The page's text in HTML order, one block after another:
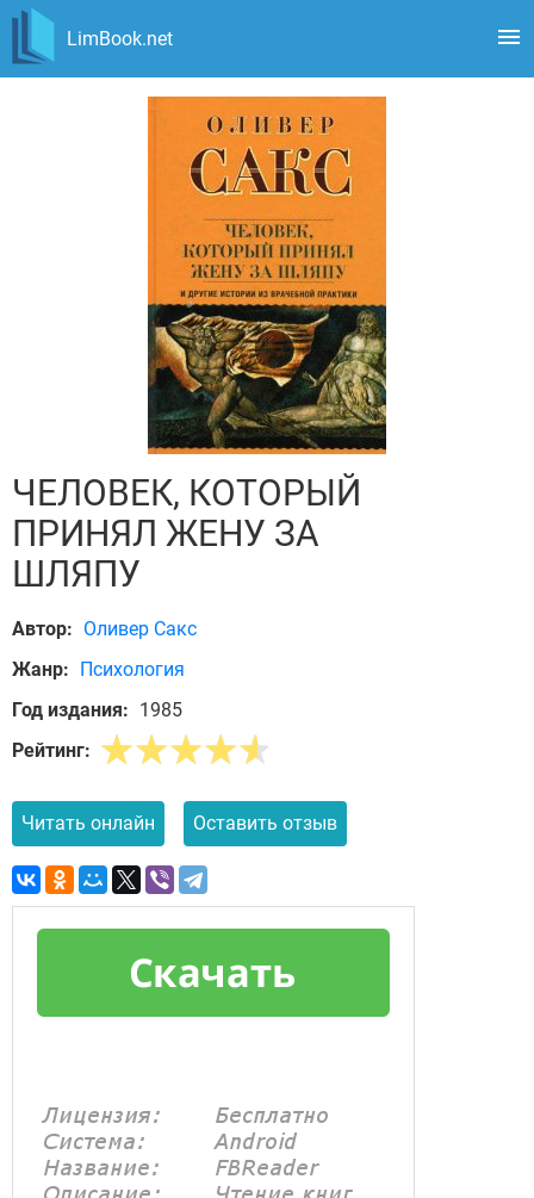
LimBook.net
ЧЕЛОВЕК, КОТОРЫЙ
ПРИНЯЛ ЖЕНУ ЗА
ШЛЯПУ
Автор: Оливер Сакс
Жанр: Психология
Год издания: 1985
Рейтинг:
Читать онлайн Оставить отзыв